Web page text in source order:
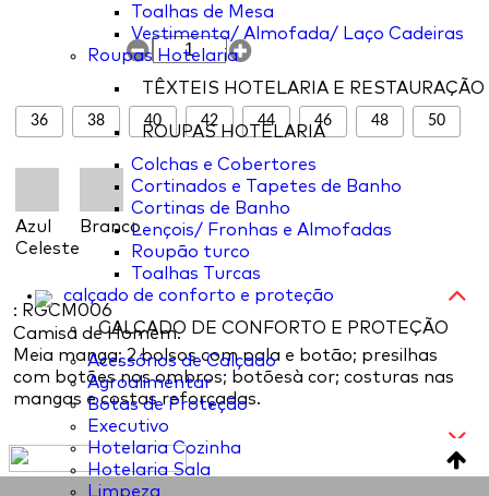
Toalhas de Mesa
Vestimenta/ Almofada/ Laço Cadeiras
Roupas Hotelaria
TÊXTEIS HOTELARIA E RESTAURAÇÃO
ROUPAS HOTELARIA
Colchas e Cobertores
Cortinados e Tapetes de Banho
Cortinas de Banho
Lençois/ Fronhas e Almofadas
Roupão turco
Toalhas Turcas
calçado de conforto e proteção
CALÇADO DE CONFORTO E PROTEÇÃO
Acessórios de Calçado
Agroalimentar
Botas de Proteção
Executivo
Hotelaria Cozinha
Hotelaria Sala
Limpeza
36 38 40 42 44 46 48 50
Azul
Celeste
Branco
: RGCM006
Camisa de Homem.
Meia manga; 2 bolsos com pala e botão; presilhas
com botões nos ombros; botõesà cor; costuras nas
mangas e costas reforçadas.